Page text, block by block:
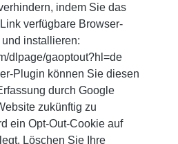
indem Sie das
verfügbare Browser-
installieren:
dlpage/gaoptout?hl=de
Plugin können Sie diesen
durch Google
zukünftig zu
ein Opt-Out-Cookie auf
Löschen Sie Ihre